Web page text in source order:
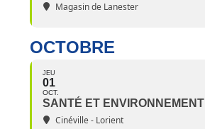
Magasin de Lanester
OCTOBRE
JEU
01
OCT.
SANTÉ ET ENVIRONNEMENT
Cinéville - Lorient